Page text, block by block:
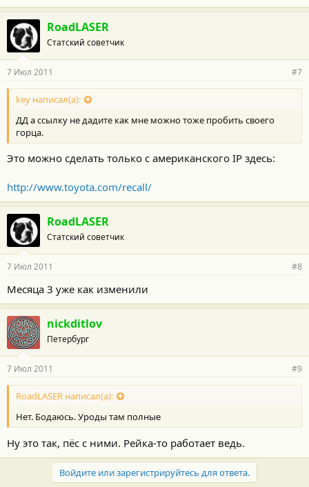
RoadLASER
Статский советчик
7 Июл 2011 #7
key написал(а):
ДД а ссылку не дадите как мне можно тоже пробить своего
горца.
Это можно сделать только с американского IP здесь:
http://www.toyota.com/recall/
RoadLASER
Статский советчик
7 Июл 2011 #8
Месяца 3 уже как изменили
nickditlov
Петербург
7 Июл 2011 #9
RoadLASER написал(а):
Нет. Бодаюсь. Уроды там полные
Ну это так, пёс с ними. Рейка-то работает ведь.
Войдите или зарегистрируйтесь для ответа.